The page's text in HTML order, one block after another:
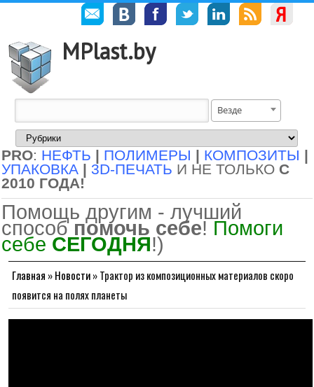
MPlast.by
Везде
PRO: НЕФТЬ | ПОЛИМЕРЫ | КОМПОЗИТЫ |
УПАКОВКА | 3D-ПЕЧАТЬ И НЕ ТОЛЬКО С
2010 ГОДА!
Помощь другим - лучший
способ помочь себе! Помоги
себе СЕГОДНЯ!)
Главная »Новости»Трактор из композиционных материалов скоро
появится на полях планеты